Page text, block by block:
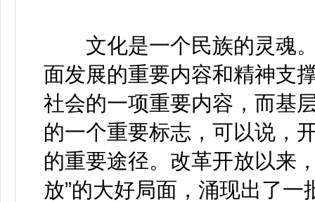
文化是一个民族的灵魂。
面发展的重要内容和精神支
社会的一项重要内容，而基
的一个重要标志，可以说，
的重要途径。改革开放以来
放”的大好局面，涌现出了一